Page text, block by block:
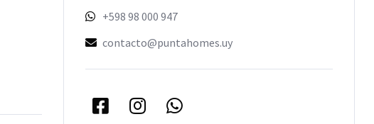
+598 98 000 947
contacto@puntahomes.uy